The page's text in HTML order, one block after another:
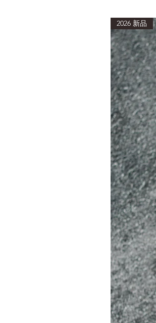
2026 新品